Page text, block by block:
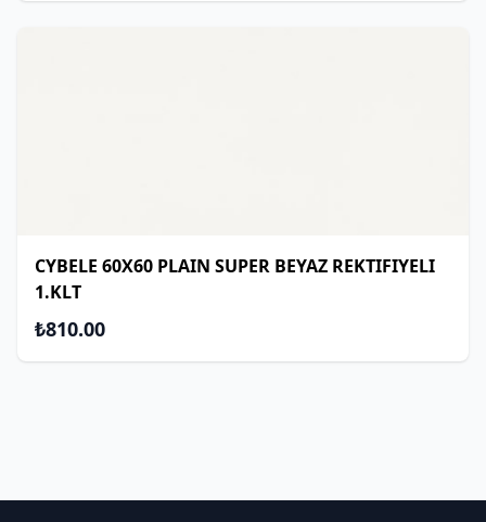
CYBELE 60X60 PLAIN SUPER BEYAZ REKTIFIYELI
1.KLT
₺810.00